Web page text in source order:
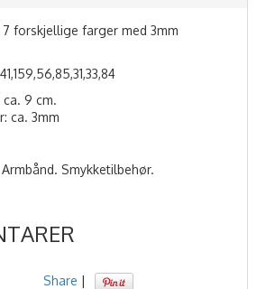
forskjellige farger med 3mm
9 cm.
ca. 3mm
Smykketilbehør.
Share |